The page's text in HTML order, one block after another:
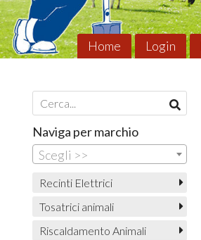
Home Login
Naviga per marchio
Scegli >>
Recinti Elettrici
Tosatrici animali
Riscaldamento Animali